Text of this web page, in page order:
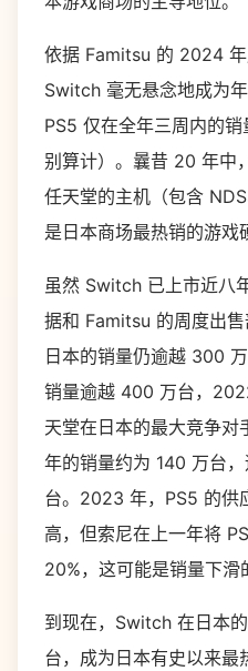
依据 Famitsu 的 2024 年
Switch 毫无悬念地成为
PS5 仅在全年三周内的
别算计）。曩昔 20 年中
任天堂的主机（包含
是日本商场最热销的游戏
虽然 Switch 已上市近八
据和 Famitsu 的周度出
日本的销量仍逾越 300
销量逾越 400 万台，
天堂在日本的最大竞争
年的销量约为 140 万台
台。2023 年，PS5 的供
高，但索尼在上一年将
20%，这可能是销量下滑
到现在，Switch 在日本
台，成为日本有史以来最